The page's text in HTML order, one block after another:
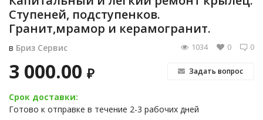
Ступеней, подступенков.
Гранит,мрамор и керамогранит.
в Бриз Сервис 0
0
1034
3 000.00 ₽ Задать вопрос
Срок доставки:
Готово к отправке в течение 2-3 рабочих дней